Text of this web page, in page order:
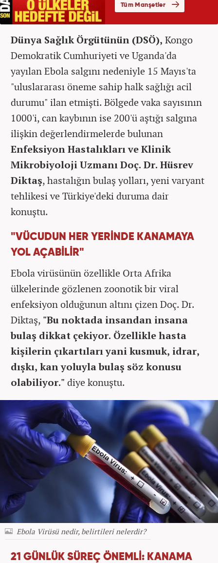
Dünya Sağlık Örgütünün (DSÖ), Kongo
Demokratik Cumhuriyeti ve Uganda'da
yayılan Ebola salgını nedeniyle 15 Mayıs'ta
"uluslararası öneme sahip halk sağlığı acil
durumu" ilan etmişti. Bölgede vaka sayısının
1000'i, can kaybının ise 200'ü aştığı salgına
ilişkin değerlendirmelerde bulunan
Enfeksiyon Hastalıkları ve Klinik
Mikrobiyoloji Uzmanı Doç. Dr. Hüsrev
Diktaş, hastalığın bulaş yolları, yeni varyant
tehlikesi ve Türkiye'deki duruma dair
konuştu.
"VÜCUDUN HER YERİNDE KANAMAYA
YOL AÇABİLİR"
Ebola virüsünün özellikle Orta Afrika
ülkelerinde gözlenen zoonotik bir viral
enfeksiyon olduğunun altını çizen Doç. Dr.
Diktaş, "Bu noktada insandan insana
bulaş dikkat çekiyor. Özellikle hasta
kişilerin çıkartıları yani kusmuk, idrar,
dışkı, kan yoluyla bulaş söz konusu
olabiliyor." diye konuştu.
Ebola Virüsü nedir, belirtileri nelerdir?
21 GÜNLÜK SÜREÇ ÖNEMLİ: KANAMA